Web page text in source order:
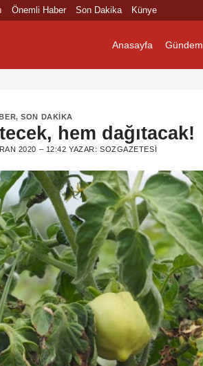
Önemli Haber Son Dakika Künye
Anasayfa Gündem
,SON DAKIKA
hem dağıtacak!
2020 – 12:42 YAZAR:SOZGAZETESI